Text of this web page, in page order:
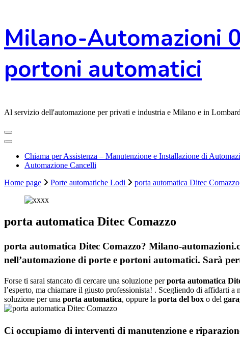
al
contenuto
Milano-Automazioni
portoni automatici
Al servizio dell'automazione per privati e industria e Milano e in
Chiama per Assistenza – Manutenzione e Installazione di
Automazione Cancelli
Home page
Porte automatiche Lodi porta automatica Ditec Comazzo
porta automatica Ditec Comazzo
porta automatica Ditec Comazzo? Milano-
nell’automazione di porte e portoni automatici. Sarà
Forse ti sarai stancato di cercare una soluzione perporta automatica
l’esperto, ma chiamare il giusto professionista! . Scegliendo di affidarti a
soluzione per una porta automatica, oppure la porta del box o del
Ci occupiamo di interventi di manutenzione e